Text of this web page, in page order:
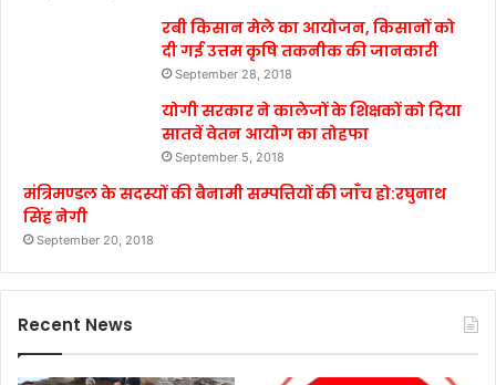
रबी किसान मेले का आयोजन, किसानों को
दी गई उत्तम कृषि तकनीक की जानकारी
September 28, 2018
योगी सरकार ने कालेजों के शिक्षकों को दिया
सातवें वेतन आयोग का तोहफा
September 5, 2018
मंत्रिमण्डल के सदस्यों की बैनामी सम्पत्तियों की जाँच हो:रघुनाथ
सिंह नेगी
September 20, 2018
Recent News